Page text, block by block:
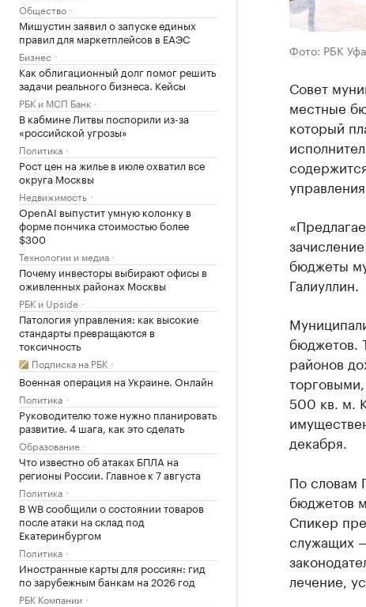
Общество
Мишустин заявил о запуске единых
правил для маркетплейсов в ЕАЭС
Бизнес
Как облигационный долг помог решить
задачи реального бизнеса. Кейсы
РБК и МСП Банк
В кабмине Литвы поспорили из-за
«российской угрозы»
Политика
Рост цен на жилье в июле охватил все
округа Москвы
Недвижимость
OpenAI выпустит умную колонку в
форме пончика стоимостью более
$300
Технологии и медиа
Почему инвесторы выбирают офисы в
оживленных районах Москвы
РБК и Upside
Патология управления: как высокие
стандарты превращаются в
токсичность
Подписка на РБК
Военная операция на Украине. Онлайн
Политика
Руководителю тоже нужно планировать
развитие. 4 шага, как это сделать
Образование
Что известно об атаках БПЛА на
регионы России. Главное к 7 августа
Политика
В WB сообщили о состоянии товаров
после атаки на склад под
Екатеринбургом
Политика
Иностранные карты для россиян: гид
по зарубежным банкам на 2026 год
РБК Компании
Фото: РБК Уфа
Совет
местные
который
бюджеты
Галиуллин.
бюджетов.
районов
500 кв. м.
декабря.
По словам
бюджетов
Спикер
служащих
лечение,